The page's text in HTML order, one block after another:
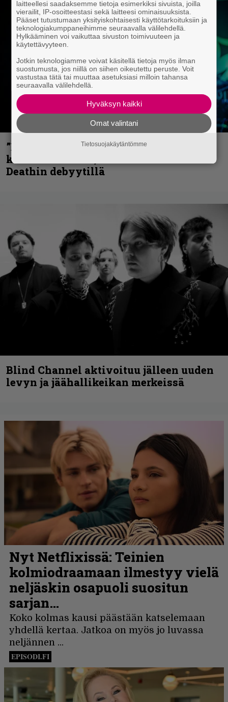
”En kadu mitään” – Rick Rozz ei tunne
katkeruutta siitä, ettei ollut mukana
Deathin debyytillä
Blind Channel aktivoituu jälleen uuden
levyn ja jäähallikeikan merkeissä
laitteellesi saadaksemme tietoja esimerkiksi sivuista, joilla
vierailit, IP-osoitteestasi sekä laitteesi ominaisuuksista.
Pääset tutustumaan yksityiskohtaisesti käyttötarkoituksiin ja
teknologiakumppaneihimme seuraavalla välilehdellä.
Hylkääminen voi vaikuttaa sivuston toimivuuteen ja
käytettävyyteen.
Jotkin teknologiamme voivat käsitellä tietoja myös ilman
suostumusta, jos niillä on siihen oikeutettu peruste. Voit
vastustaa tätä tai muuttaa asetuksiasi milloin tahansa
seuraavalla välilehdellä.
Hyväksyn kaikki
Omat valintani
Tietosuojakäytäntömme